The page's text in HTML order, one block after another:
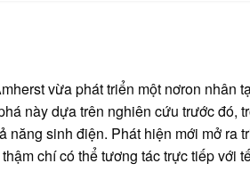
vừa phát triển một nơron nhân
này dựa trên nghiên cứu trước đó,
năng sinh điện. Phát hiện mới mở ra
chí có thể tương tác trực tiếp với